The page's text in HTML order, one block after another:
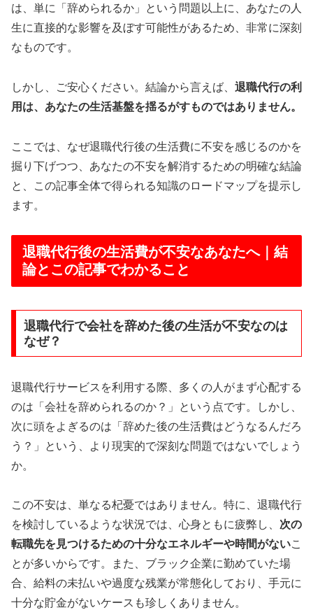
は、単に「辞められるか」という問題以上に、あなたの人
生に直接的な影響を及ぼす可能性があるため、非常に深刻
なものです。
しかし、ご安心ください。結論から言えば、 退職代行の利
用は、あなたの生活基盤を揺るがすものではありません。
ここでは、なぜ退職代行後の生活費に不安を感じるのかを
掘り下げつつ、あなたの不安を解消するための明確な結論
と、この記事全体で得られる知識のロードマップを提示し
ます。
退職代行後の生活費が不安なあなたへ｜結
論とこの記事でわかること
退職代行で会社を辞めた後の生活が不安なのは
なぜ？
退職代行サービスを利用する際、多くの人がまず心配する
のは「会社を辞められるのか？」という点です。しかし、
次に頭をよぎるのは「辞めた後の生活費はどうなるんだろ
う？」という、より現実的で深刻な問題ではないでしょう
か。
この不安は、単なる杞憂ではありません。特に、退職代行
を検討しているような状況では、心身ともに疲弊し、 次の
転職先を見つけるための十分なエネルギーや時間がないこ
とが多いからです。また、ブラック企業に勤めていた場
合、給料の未払いや過度な残業が常態化しており、手元に
十分な貯金がないケースも珍しくありません。